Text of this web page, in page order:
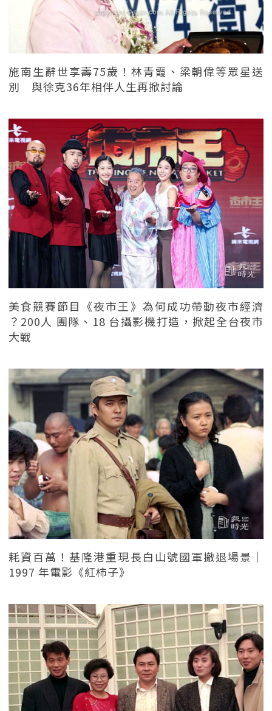
施南生辭世享壽75歲！林青霞、梁朝偉等眾星送
別 與徐克36年相伴人生再掀討論
美食競賽節目《夜市王》為何成功帶動夜市經濟
？200人 團隊、18 台攝影機打造，掀起全台夜市
大戰
耗資百萬！基隆港重現長白山號國軍撤退場景｜
1997 年電影《紅柿子》